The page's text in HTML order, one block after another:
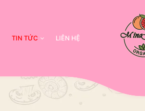
TIN TỨC LIÊN HỆ